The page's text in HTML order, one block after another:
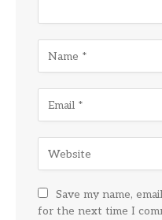
Save my name,
for the next time I